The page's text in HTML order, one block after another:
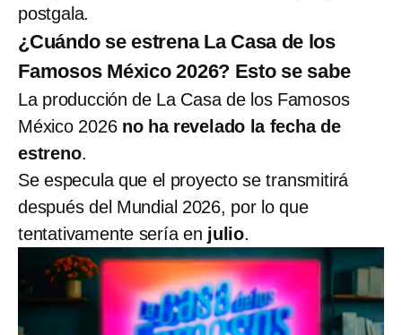
postgala.
¿Cuándo se estrena La Casa de los
Famosos México 2026? Esto se sabe
La producción de La Casa de los Famosos
México 2026 no ha revelado la fecha de
estreno.
Se especula que el proyecto se transmitirá
después del Mundial 2026, por lo que
tentativamente sería en julio.